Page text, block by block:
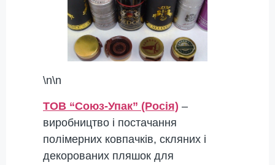
\n\n
ТОВ “Союз-Упак” (Росія) –
виробництво і постачання
полімерних ковпачків, скляних і
декорованих пляшок для